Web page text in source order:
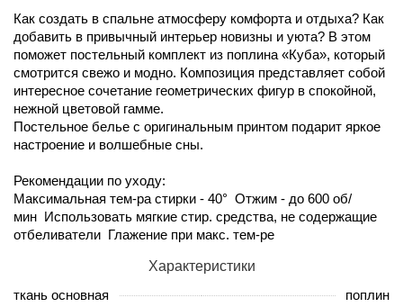
Как создать в спальне атмосферу комфорта и отдыха? Как
добавить в привычный интерьер новизны и уюта? В этом
поможет постельный комплект из поплина «Куба», который
смотрится свежо и модно. Композиция представляет собой
интересное сочетание геометрических фигур в спокойной,
нежной цветовой гамме.
Постельное белье с оригинальным принтом подарит яркое
настроение и волшебные сны.
Рекомендации по уходу:
Максимальная тем-ра стирки - 40° Отжим - до 600 об/
мин Использовать мягкие стир. средства, не содержащие
отбеливатели Глажение при макс. тем-ре
Характеристики
ткань основная
поплин